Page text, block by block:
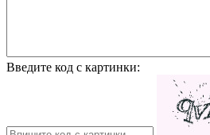
Введите код с картинки: